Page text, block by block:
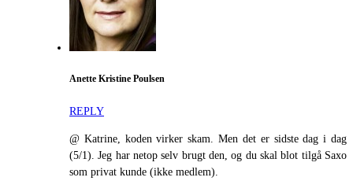
Anette Kristine Poulsen
REPLY
@ Katrine, koden virker skam. Men det er sidste dag i dag
(5/1). Jeg har netop selv brugt den, og du skal blot tilgå Saxo
som privat kunde (ikke medlem).